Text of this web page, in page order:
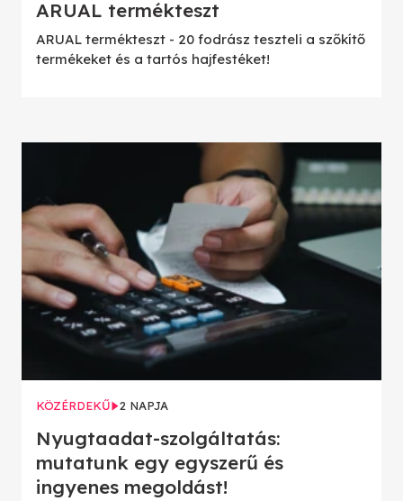
ARUAL termékteszt
ARUAL termékteszt - 20 fodrász teszteli a szőkítő
termékeket és a tartós hajfestéket!
KÖZÉRDEKŰ 2 NAPJA
Nyugtaadat-szolgáltatás:
mutatunk egy egyszerű és
ingyenes megoldást!